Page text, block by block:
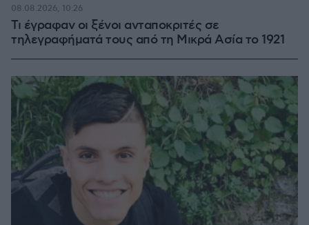
Τι έγραφαν οι ξένοι ανταποκριτές σε
τηλεγραφήματά τους από τη Μικρά Ασία το 1921
08.08.2026, 10:26